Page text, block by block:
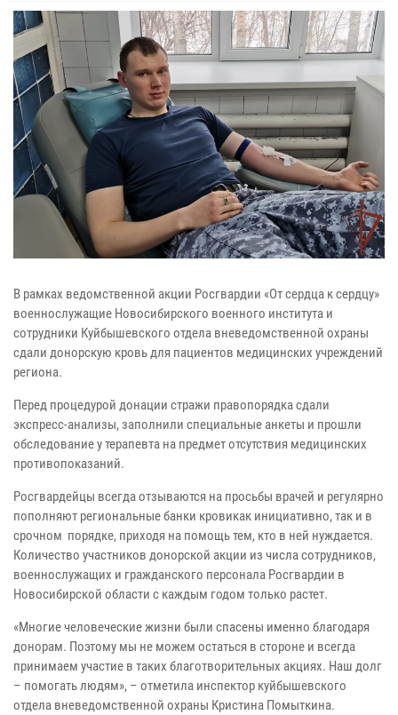
В рамках ведомственной акции Росгвардии «От сердца к сердцу»
военнослужащие Новосибирского военного института и
сотрудники Куйбышевского отдела вневедомственной охраны
сдали донорскую кровь для пациентов медицинских учреждений
региона.
Перед процедурой донации стражи правопорядка сдали
экспресс-анализы, заполнили специальные анкеты и прошли
обследование у терапевта на предмет отсутствия медицинских
противопоказаний.
Росгвардейцы всегда отзываются на просьбы врачей и регулярно
пополняют региональные банки кровикак инициативно, так и в
срочном порядке, приходя на помощь тем, кто в ней нуждается.
Количество участников донорской акции из числа сотрудников,
военнослужащих и гражданского персонала Росгвардии в
Новосибирской области с каждым годом только растет.
«Многие человеческие жизни были спасены именно благодаря
донорам. Поэтому мы не можем остаться в стороне и всегда
принимаем участие в таких благотворительных акциях. Наш долг
– помогать людям», – отметила инспектор куйбышевского
отдела вневедомственной охраны Кристина Помыткина.